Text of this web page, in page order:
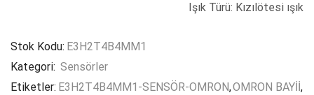
Işık Türü: Kızılötesi ışık
Stok Kodu: E3H2T4B4MM1
Kategori: Sensörler
Etiketler: E3H2T4B4MM1-SENSÖR-OMRON,OMRON BAYİİ,